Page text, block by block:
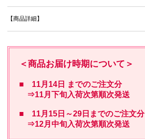
【商品詳細】
＜商品お届け時期について＞
■ 11月14日 までのご注文分
⇒11月下旬入荷次第順次発送
■ 11月15日～29日までのご注文分
⇒12月中旬入荷次第順次発送